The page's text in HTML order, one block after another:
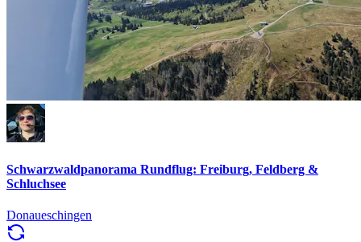
Schwarzwaldpanorama Rundflug: Freiburg, Feldberg &
Schluchsee
Donaueschingen